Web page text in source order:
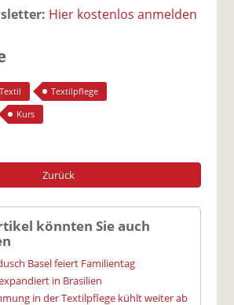
Hier kostenlos anmelden
Textil
Textilpflege
Kurs
Zurück
könnten Sie auch
Basel feiert Familientag
in Brasilien
in der Textilpflege kühlt weiter ab